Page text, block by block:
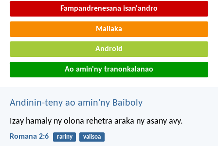
Fampandrenesana isan'andro
Mailaka
Android
Ao amin'ny tranonkalanao
Andinin-teny ao amin'ny Baiboly
Izay hamaly ny olona rehetra araka ny asany avy.
Romana 2:6 rariny valisoa